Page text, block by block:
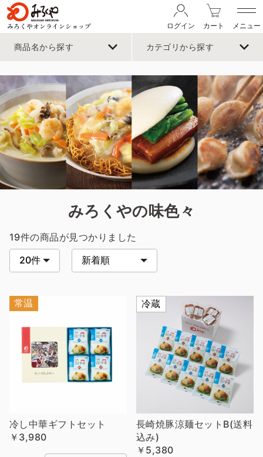
みろくやオンラインショップ ログイン カート メニュー
商品名から探す カテゴリから探す
みろくやの味色々
19件の商品が見つかりました
常温
冷し中華ギフトセット
￥3,980
冷蔵
長崎焼豚涼麺セットB(送料
込み)
￥5,380